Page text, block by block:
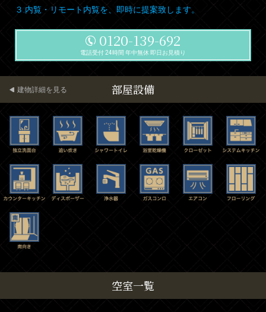
３.内覧・リモート内覧を、即時に提案致します。
0120-139-692
電話受付 24時間 年中無休 即日お見積り
部屋設備
建物詳細を見る
空室一覧